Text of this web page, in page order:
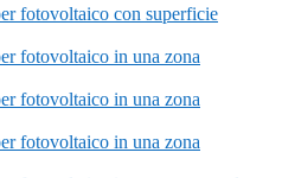
fotovoltaico con superficie
fotovoltaico in una zona
fotovoltaico in una zona
fotovoltaico in una zona